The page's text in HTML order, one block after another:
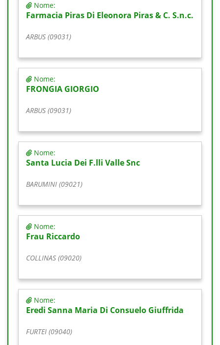
Nome:
Farmacia Piras Di Eleonora Piras & C. S.n.c.
ARBUS (09031)
Nome:
FRONGIA GIORGIO
ARBUS (09031)
Nome:
Santa Lucia Dei F.lli Valle Snc
BARUMINI (09021)
Nome:
Frau Riccardo
COLLINAS (09020)
Nome:
Eredi Sanna Maria Di Consuelo Giuffrida
FURTEI (09040)